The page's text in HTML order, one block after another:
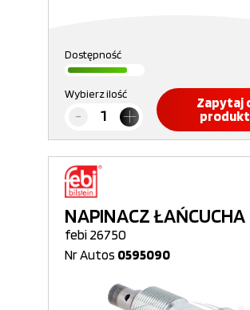
Dostępność
Wybierz ilość
Zapytaj
produkt
NAPINACZ ŁAŃCUCHA
febi 26750
Nr Autos 0595090